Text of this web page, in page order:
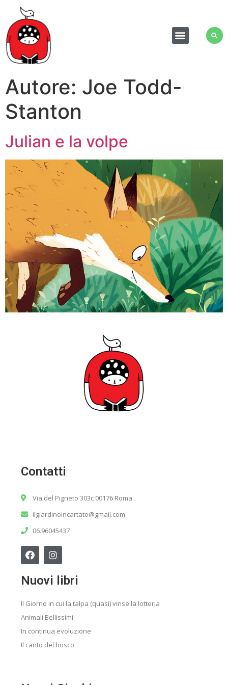
Autore: Joe Todd-
Stanton
Julian e la volpe
Contatti
Via del Pigneto 303c 00176 Roma
ilgiardinoincartato@gmail.com
06.96045437
Nuovi libri
Il Giorno in cui la talpa (quasi) vinse la lotteria
Animali Bellissimi
In continua evoluzione
Il canto del bosco